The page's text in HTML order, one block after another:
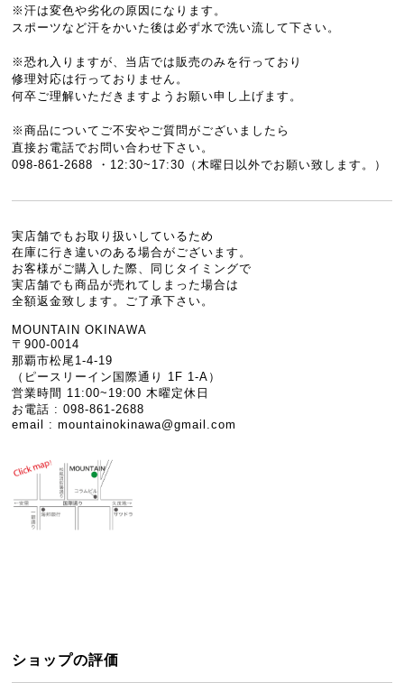
※汗は変色や劣化の原因になります。
スポーツなど汗をかいた後は必ず水で洗い流して下さい。
※恐れ入りますが、当店では販売のみを行っており
修理対応は行っておりません。
何卒ご理解いただきますようお願い申し上げます。
※商品についてご不安やご質問がございましたら
直接お電話でお問い合わせ下さい。
098-861-2688 ・12:30~17:30（木曜日以外でお願い致します。）
実店舗でもお取り扱いしているため
在庫に行き違いのある場合がございます。
お客様がご購入した際、同じタイミングで
実店舗でも商品が売れてしまった場合は
全額返金致します。ご了承下さい。
MOUNTAIN OKINAWA
〒900-0014
那覇市松尾1-4-19
（ピースリーイン国際通り 1F 1-A）
営業時間 11:00~19:00 木曜定休日
お電話 : 098-861-2688
email :mountainokinawa@gmail.com
ショップの評価